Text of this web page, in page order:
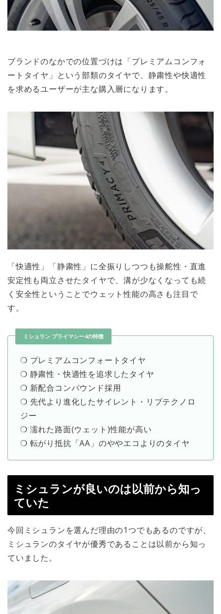
ブランドのなかでの位置づけは「プレミアムコンフォ
ートタイヤ」という部類のタイヤで、静粛性や快適性
を求めるユーザーが主な購入層になります。
「快適性」「静粛性」に全振りしつつも操舵性・直進
安定性も両立させたタイヤで、溝が少なくなっても続
く安全性ということでウェット性能の高さも注目で
す。
ミシュラン プライマシー4の特徴
❍ プレミアムコンフォートタイヤ
❍ 静粛性・快適性を追求したタイヤ
❍ 新配合コンパウンド採用
❍ 先代より進化したサイレント・リブテクノロ
ジー
❍ 濡れた路面(ウェット)性能が高い
❍ 転がり抵抗「AA」のややエコよりのタイヤ
ミシュランが良いのは以前から知っ
ていた
今回ミシュランを選んだ理由の1つでもあるのですが、
ミシュランのタイヤが優秀であることは以前から知っ
ていました。